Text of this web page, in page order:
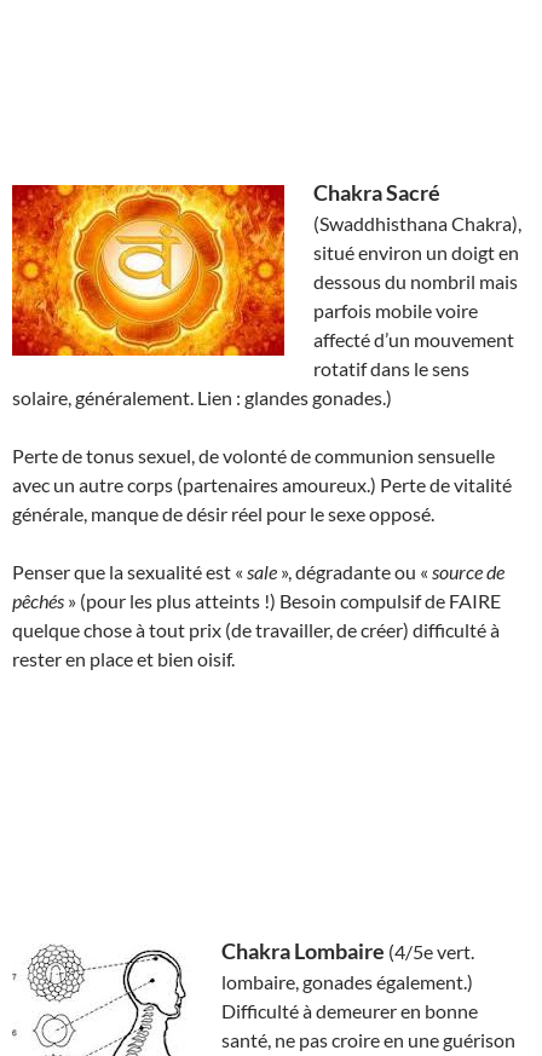
Chakra Sacré
(Swaddhisthana Chakra),
situé environ un doigt en
dessous du nombril mais
parfois mobile voire
affecté d’un mouvement
rotatif dans le sens
solaire, généralement. Lien : glandes gonades.)
Perte de tonus sexuel, de volonté de communion sensuelle
avec un autre corps (partenaires amoureux.) Perte de vitalité
générale, manque de désir réel pour le sexe opposé.
Penser que la sexualité est « sale », dégradante ou « source de
pêchés » (pour les plus atteints !) Besoin compulsif de FAIRE
quelque chose à tout prix (de travailler, de créer) difficulté à
rester en place et bien oisif.
Chakra Lombaire (4/5e vert.
lombaire, gonades également.)
Difficulté à demeurer en bonne
santé, ne pas croire en une guérison